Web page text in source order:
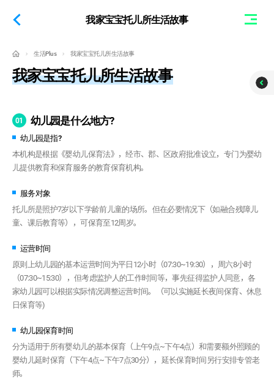
我家宝宝托儿所生活故事
生活Plus 我家宝宝托儿所生活故事
我家宝宝托儿所生活故事
01 幼儿园是什么地方?
幼儿园是指?
本机构是根据《婴幼儿保育法》，经市、郡、区政府批准设立，专门为婴幼
儿提供教育和保育服务的教育保育机构。
服务对象
托儿所是照护7岁以下学龄前儿童的场所。但在必要情况下（如融合残障儿
童、课后教育等），可保育至12周岁。
运营时间
原则上幼儿园的基本运营时间为平日12小时（07:30~19:30），周六8小时
（07:30~15:30），但考虑监护人的工作时间等，事先征得监护人同意，各
家幼儿园可以根据实际情况调整运营时间。（可以实施延长夜间保育、休息
日保育等)
幼儿园保育时间
分为适用于所有婴幼儿的基本保育（上午9点~下午4点）和需要额外照顾的
婴幼儿延时保育（下午4点~下午7点30分），延长保育时间另行安排专管老
师。